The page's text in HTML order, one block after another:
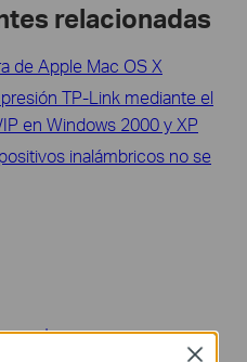
relacionadas
de Apple Mac OS X
TP-Link mediante el
en Windows 2000 y XP
inalámbricos no se
Close